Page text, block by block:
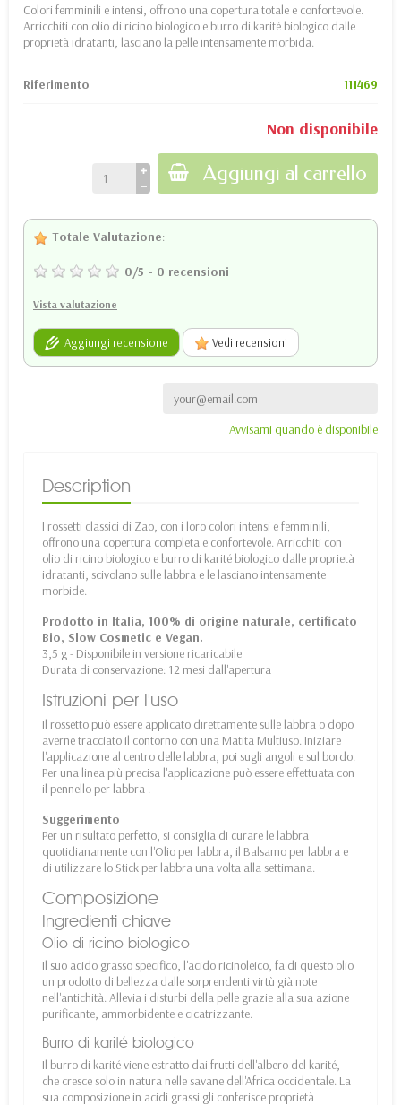
Colori femminili e intensi, offrono una copertura totale e confortevole.
Arricchiti con olio di ricino biologico e burro di karité biologico dalle
proprietà idratanti, lasciano la pelle intensamente morbida.
Riferimento 111469
Non disponibile
Aggiungi al carrello
Totale Valutazione:
0/5 - 0 recensioni
Vista valutazione
Aggiungi recensione Vedi recensioni
Avvisami quando è disponibile
Description
I rossetti classici di Zao, con i loro colori intensi e femminili,
offrono una copertura completa e confortevole. Arricchiti con
olio di ricino biologico e burro di karité biologico dalle proprietà
idratanti, scivolano sulle labbra e le lasciano intensamente
morbide.
Prodotto in Italia, 100% di origine naturale, certificato
Bio, Slow Cosmetic e Vegan.
3,5 g - Disponibile in versione ricaricabile
Durata di conservazione: 12 mesi dall'apertura
Istruzioni per l'uso
Il rossetto può essere applicato direttamente sulle labbra o dopo
avernetracciato il contorno con una Matita Multiuso. Iniziare
l'applicazione al centro delle labbra, poi sugli angoli e sul bordo.
Per una linea più precisa l'applicazione può essere effettuata con
il pennello per labbra .
Suggerimento
Per un risultato perfetto, si consiglia di curare le labbra
quotidianamente con l'Olio per labbra, il Balsamo per labbra e
di utilizzare lo Stick per labbra una volta alla settimana.
Composizione
Ingredienti chiave
Olio di ricino biologico
Il suo acido grasso specifico, l'acido ricinoleico, fa di questo olio
un prodotto di bellezza dalle sorprendenti virtù già note
nell'antichità. Allevia i disturbi della pelle grazie alla sua azione
purificante, ammorbidente e cicatrizzante.
Burro di karité biologico
Il burro di karité viene estratto dai frutti dell'albero del karité,
che cresce solo in natura nelle savane dell'Africa occidentale. La
sua composizione in acidi grassi gli conferisce proprietà